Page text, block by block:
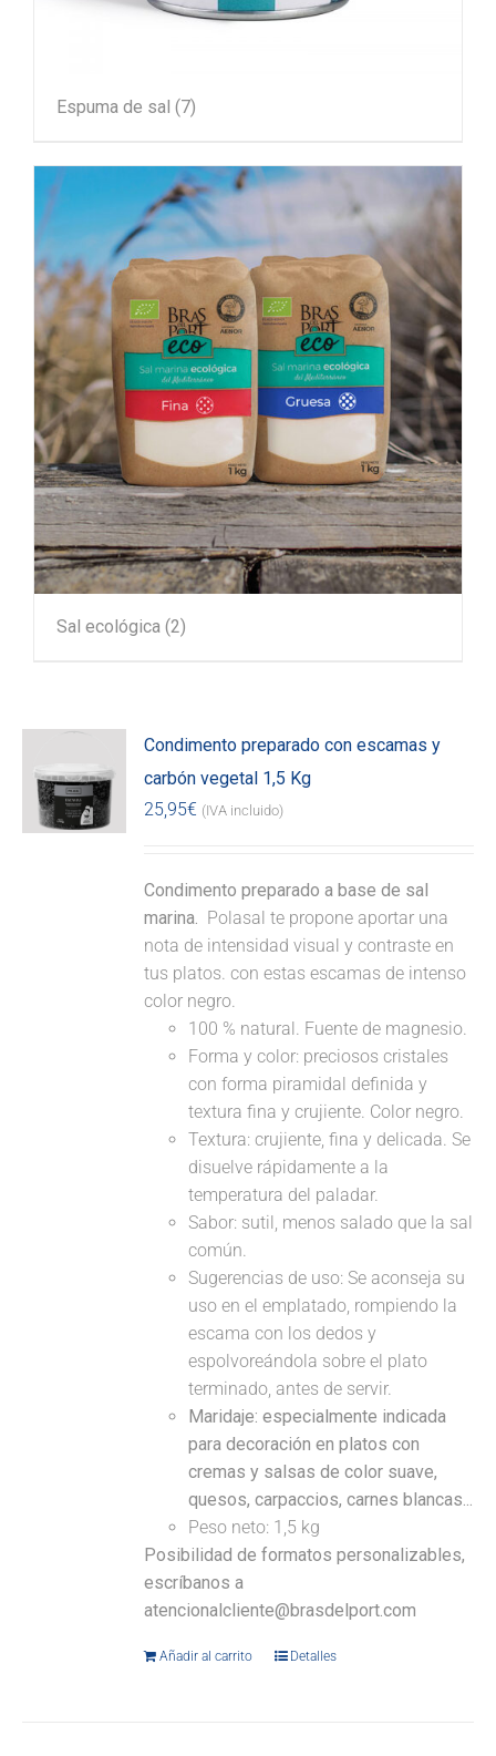
Espuma de sal (7)
Sal ecológica (2)
Condimento preparado con escamas y
carbón vegetal 1,5 Kg
25,95€ (IVA incluido)
Condimento preparado a base de sal
marina. Polasal te propone aportar una
nota de intensidad visual y contraste en
tus platos. con estas escamas de intenso
color negro.
100 % natural. Fuente de magnesio.
Forma y color: preciosos cristales
con forma piramidal definida y
textura fina y crujiente. Color negro.
Textura: crujiente, fina y delicada. Se
disuelve rápidamente a la
temperatura del paladar.
Sabor: sutil, menos salado que la sal
común.
Sugerencias de uso: Se aconseja su
uso en el emplatado, rompiendo la
escama con los dedos y
espolvoreándola sobre el plato
terminado, antes de servir.
Maridaje: especialmente indicada
para decoración en platos con
cremas y salsas de color suave,
quesos, carpaccios, carnes blancas...
Peso neto: 1,5 kg
Posibilidad de formatos personalizables,
escríbanos a
atencionalcliente@brasdelport.com
Añadir al carrito Detalles